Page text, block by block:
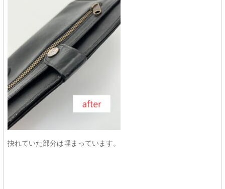
抉れていた部分は埋まっています。